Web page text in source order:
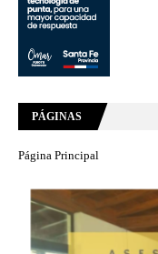
PÁGINAS
Página Principal